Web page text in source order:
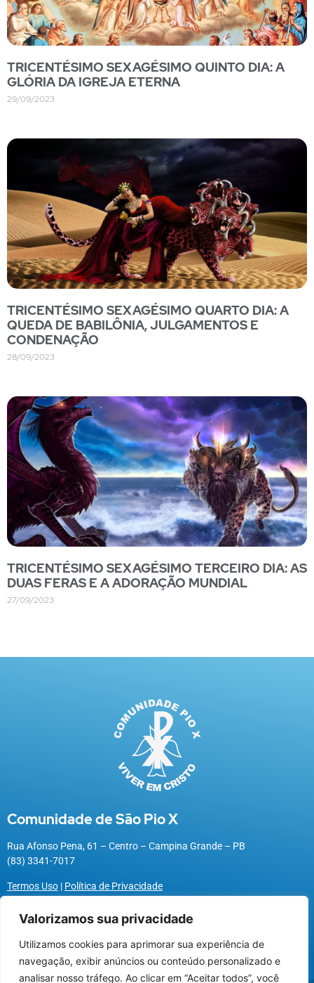
Utilizamos cookies para oferecer melhor
experiência, melhorar o desempenho, analisar
Valorizamos sua privacidade
Utilizamos cookies para aprimorar sua experiência de
navegação, exibir anúncios ou conteúdo personalizado e
analisar nosso tráfego. Ao clicar em “Aceitar todos”, você
TRICENTÉSIMO SEXAGÉSIMO QUINTO DIA: A
GLÓRIA DA IGREJA ETERNA
29/09/2023
TRICENTÉSIMO SEXAGÉSIMO QUARTO DIA: A
QUEDA DE BABILÔNIA, JULGAMENTOS E
CONDENAÇÃO
28/09/2023
TRICENTÉSIMO SEXAGÉSIMO TERCEIRO DIA: AS
DUAS FERAS E A ADORAÇÃO MUNDIAL
27/09/2023
Comunidade de São Pio X
Rua Afonso Pena, 61 – Centro – Campina Grande – PB
(83) 3341-7017
Termos Uso | Política de Privacidade